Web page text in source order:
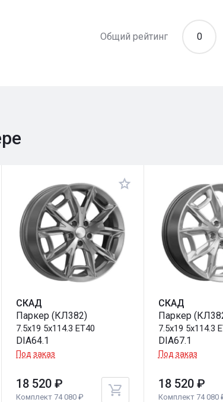
Общий рейтинг 0
СКАД
Паркер (КЛ382)
7.5x19 5x114.3 ET40
DIA64.1
Под заказ
18 520 ₽
Комплект 74 080 ₽
СКАД
Паркер
7.5x19 5x114.3
DIA67.1
Под заказ
18 520 ₽
Комплект 74 080